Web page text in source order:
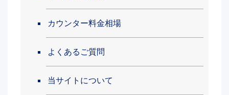
カウンター料金相場
よくあるご質問
当サイトについて